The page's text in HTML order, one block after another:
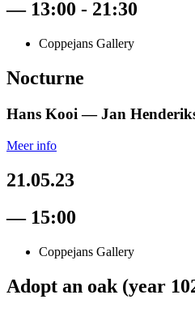
— 13:00 - 21:30
Coppejans Gallery
Nocturne
Hans Kooi —Jan
Meer info
21.05.23
— 15:00
Coppejans Gallery
Adopt an oak (year